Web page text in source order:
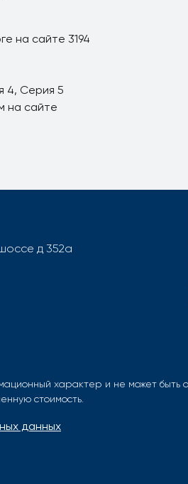
на сайте 3194
4, Серия 5
на сайте
д 352а
характер и не может быть
стоимость.
данных